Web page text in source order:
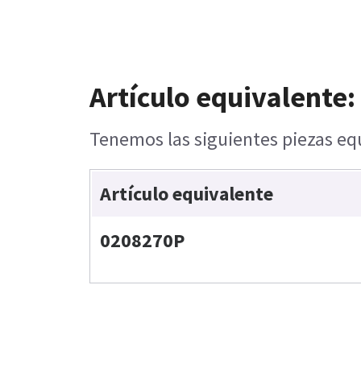
Artículo equivalente:
Tenemos las siguientes piezas
Artículo equivalente
0208270P